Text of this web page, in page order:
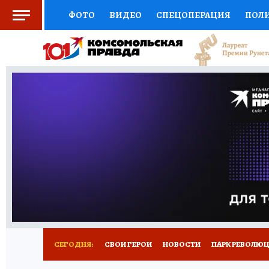
ФОТО ВИДЕО СПЕЦОПЕРАЦИЯ
СОЦПОДДЕРЖКА НАУКА СПОРТ
ВЫБОР ЭКСПЕРТОВ ДОКТОР
ПРОГНОЗЫ НА СПОРТ
СЕГОДНЯ: СВОИ ГЕРОИ НОВОСТИ ПАРК